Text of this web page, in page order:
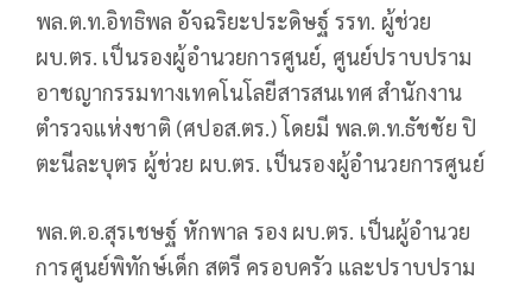
พล.ต.ท.อิทธิพล อัจฉริยะประดิษฐ์ รรท. ผู้ช่วย
ผบ.ตร. เป็นรองผู้อำนวยการศูนย์, ศูนย์ปราบปราม
อาชญากรรมทางเทคโนโลยีสารสนเทศ สำนักงาน
ตำรวจแห่งชาติ (ศปอส.ตร.) โดยมี พล.ต.ท.ธัชชัย ปิ
ตะนีละบุตร ผู้ช่วย ผบ.ตร. เป็นรองผู้อำนวยการศูนย์
พล.ต.อ.สุรเชษฐ์ หักพาล รอง ผบ.ตร. เป็นผู้อำนวย
การศูนย์พิทักษ์เด็ก สตรี ครอบครัว และปราบปราม